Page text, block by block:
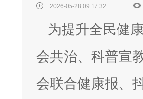
2026-05-28 09:17:32
为提升全民健
会共治、科普宣
会联合健康报、